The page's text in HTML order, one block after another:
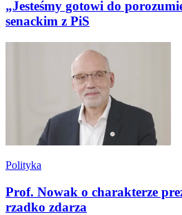
„Jesteśmy gotowi do
senackim z PiS
Polityka
Prof. Nowak o charakterze
rzadko zdarza